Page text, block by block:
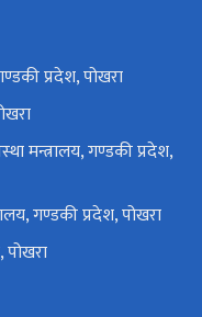
प्रदेश, पोखरा
मन्त्रालय, गण्डकी प्रदेश,
गण्डकी प्रदेश, पोखरा
पोखरा